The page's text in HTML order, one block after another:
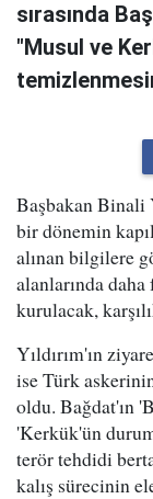
sırasında
"Musul ve
Başbakan Binali
bir dönemin
alınan bilgilere
alanlarında
kurulacak,
Yıldırım'ın
ise Türk
oldu. Bağdat'ın
'Kerkük'ün
terör tehdidi
kalış sürecinin